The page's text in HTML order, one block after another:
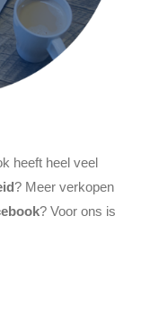
heeft heel veel
? Meer verkopen
? Voor ons is